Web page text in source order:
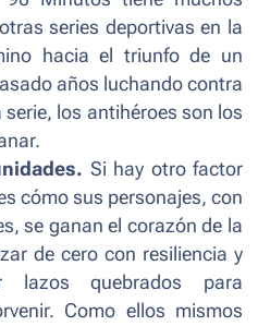
series deportivas en la
hacia el triunfo de un
años luchando contra
los antihéroes son los
Si hay otro factor
cómo sus personajes, con
se ganan el corazón de la
de cero con resiliencia y
lazos quebrados para
Como ellos mismos